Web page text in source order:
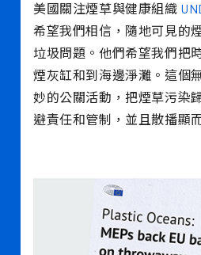
美國關注煙草與健康組織
希望我們相信，隨地可見的
垃圾問題。他們希望我們把
煙灰缸和到海邊淨灘。這個
妙的公關活動，把煙草污染
避責任和管制，並且散播顯